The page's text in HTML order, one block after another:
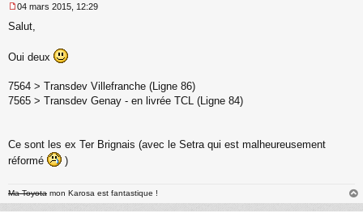
l
u
e
a
e
n
u
04 mars 2015, 12:29
Salut,
Oui deux
7564 > Transdev Villefranche (Ligne 86)
7565 > Transdev Genay - en livrée TCL (Ligne 84)
Ce sont les ex Ter Brignais (avec le Setra qui est malheureusement
réformé
)
Ma Toyota mon Karosa est fantastique !
au